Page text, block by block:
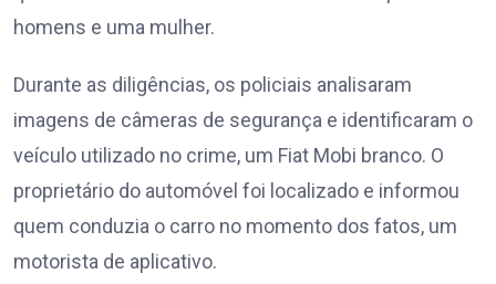
homens e uma mulher.
Durante as diligências, os policiais analisaram
imagens de câmeras de segurança e identificaram o
veículo utilizado no crime, um Fiat Mobi branco. O
proprietário do automóvel foi localizado e informou
quem conduzia o carro no momento dos fatos, um
motorista de aplicativo.